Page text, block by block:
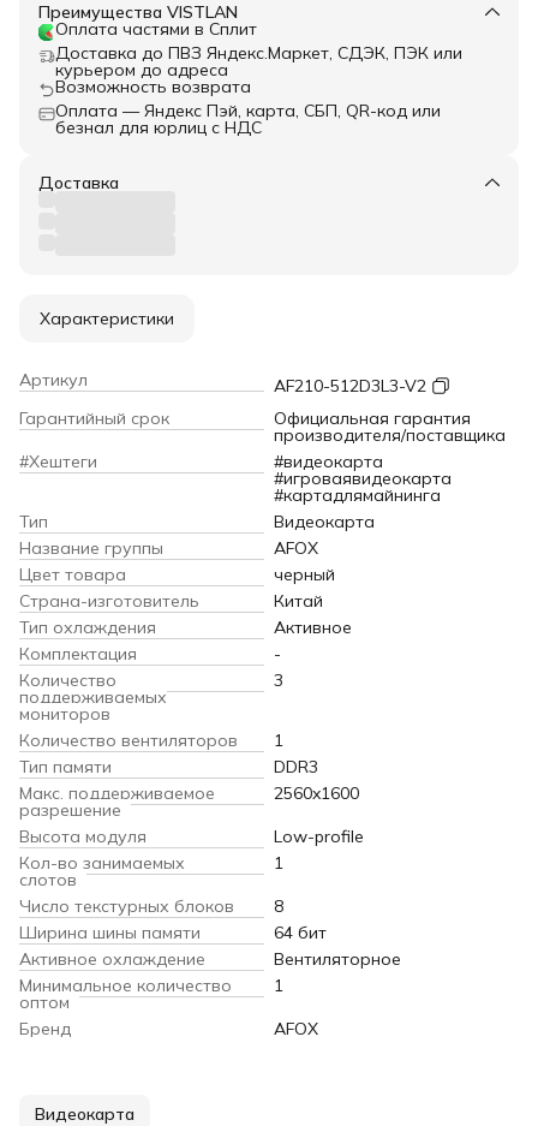
Преимущества VISTLAN
Оплата частями в Сплит
Доставка до ПВЗ Яндекс.Маркет, СДЭК, ПЭК или
курьером до адреса
Возможность возврата
Оплата — Яндекс Пэй, карта, СБП, QR-код или
безнал для юрлиц с НДС
Доставка
Характеристики
Артикул
AF210-512D3L3-V2
Гарантийный срок
Официальная гарантия
производителя/поставщика
#Хештеги
#видеокарта
#игроваявидеокарта
#картадлямайнинга
Тип
Видеокарта
Название группы
AFOX
Цвет товара
черный
Страна-изготовитель
Китай
Тип охлаждения
Активное
Комплектация
-
Количество
поддерживаемых
мониторов
3
Количество вентиляторов
1
Тип памяти
DDR3
Макс. поддерживаемое
разрешение
2560x1600
Высота модуля
Low-profile
Кол-во занимаемых
слотов
1
Число текстурных блоков
8
Ширина шины памяти
64 бит
Активное охлаждение
Вентиляторное
Минимальное количество
оптом
1
Бренд
AFOX
Видеокарта